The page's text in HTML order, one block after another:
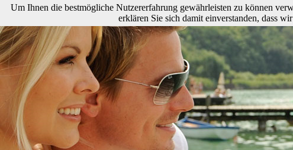
Um Ihnen die bestmögliche Nutzererfahrung gewährleisten zu können
erklären Sie sich damit einverstanden, dass